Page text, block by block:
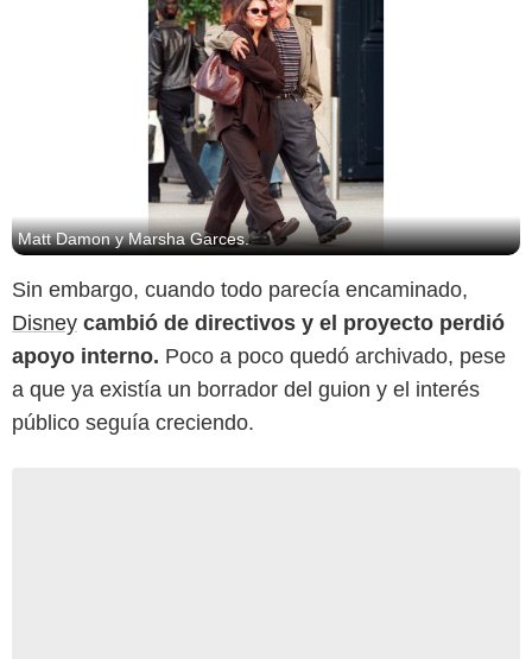
Matt Damon y Marsha Garces.
Sin embargo, cuando todo parecía encaminado,
Disney cambió de directivos y el proyecto perdió
apoyo interno. Poco a poco quedó archivado, pese
a que ya existía un borrador del guion y el interés
público seguía creciendo.